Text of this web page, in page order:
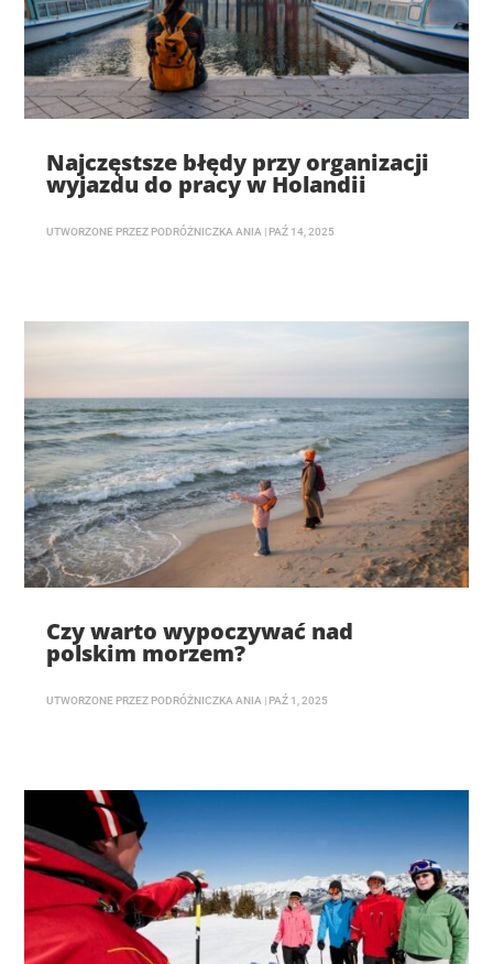
Najczęstsze błędy przy organizacji
wyjazdu do pracy w Holandii
UTWORZONE PRZEZ PODRÓŻNICZKA ANIA | PAŹ 14, 2025
Czy warto wypoczywać nad
polskim morzem?
UTWORZONE PRZEZ PODRÓŻNICZKA ANIA | PAŹ 1, 2025